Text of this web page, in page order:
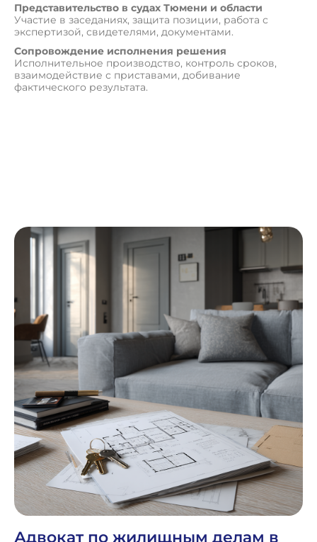
Представительство в судах Тюмени и области
Участие в заседаниях, защита позиции, работа с
экспертизой, свидетелями, документами.
Сопровождение исполнения решения
Исполнительное производство, контроль сроков,
взаимодействие с приставами, добивание
фактического результата.
Адвокат по жилищным делам в